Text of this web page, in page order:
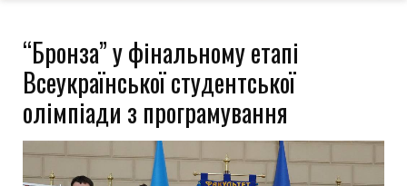
“Бронза” у фінальному етапі
Всеукраїнської студентської
олімпіади з програмування